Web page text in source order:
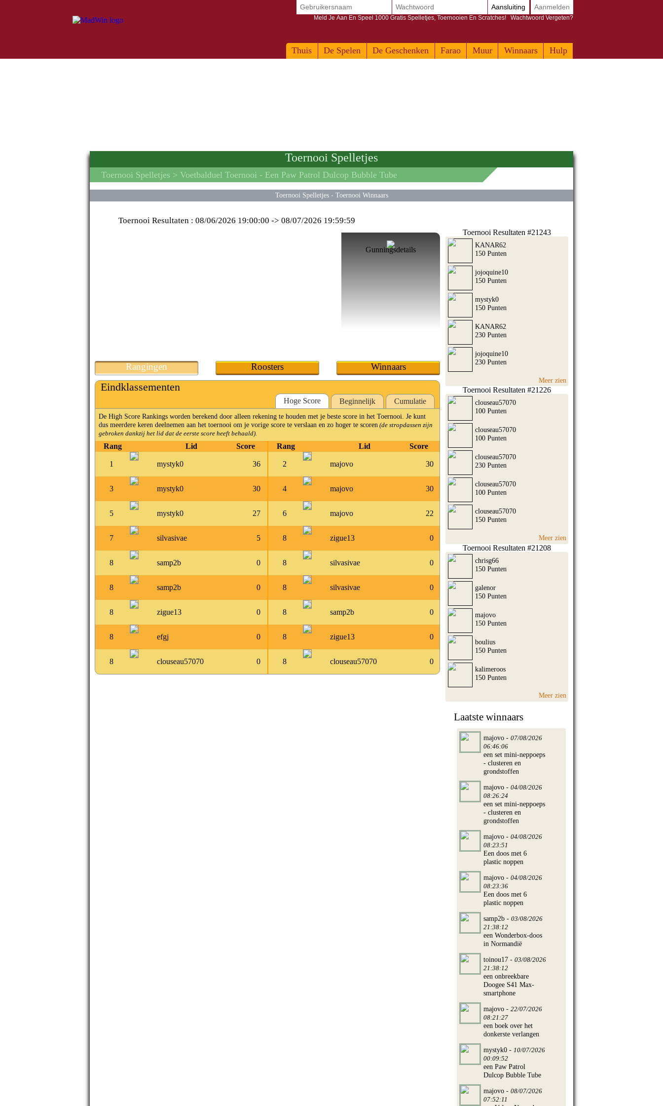
Thuis De Spelen De Geschenken Farao Muur Winnaars Hulp
Aansluiting Aanmelden
Meld Je Aan En Speel 1000 Gratis Spelletjes, Toernooien En Scratches! Wachtwoord Vergeten?
Toernooi Spelletjes
Toernooi Spelletjes > Voetbalduel Toernooi - Een Paw Patrol Dulcop Bubble Tube
Toernooi Spelletjes- Toernooi Winnaars
Toernooi Resultaten :08/06/2026 19:00:00 ->08/07/2026 19:59:59
Gunningsdetails
Rangingen Roosters Winnaars
Eindklassementen
Hoge Score Beginnelijk Cumulatie
De High Score Rankings worden berekend door alleen rekening te houden met je beste score in het Toernooi. Je kunt
dus meerdere keren deelnemen aan het toernooi om je vorige score te verslaan en zo hoger te scoren (de stropdassen zijn
gebroken dankzij het lid dat de eerste score heeft behaald).
Rang Lid Score Rang Lid Score
1 mystyk0 36 2 majovo 30
3 mystyk0 30 4 majovo 30
5 mystyk0 27 6 majovo 22
7 silvasivae 5 8 zigue13 0
8 samp2b 0 8 silvasivae 0
8 samp2b 0 8 silvasivae 0
8 zigue13 0 8 samp2b 0
8 efgj 0 8 zigue13 0
8 clouseau57070 0 8 clouseau57070 0
Toernooi Resultaten #21243
KANAR62
150 Punten
jojoquine10
150 Punten
mystyk0
150 Punten
KANAR62
230 Punten
jojoquine10
230 Punten
Meer zien
Toernooi Resultaten #21226
clouseau57070
100 Punten
clouseau57070
100 Punten
clouseau57070
230 Punten
clouseau57070
100 Punten
clouseau57070
150 Punten
Meer zien
Toernooi Resultaten #21208
chrisg66
150 Punten
galenor
150 Punten
majovo
150 Punten
boulius
150 Punten
kalimeroos
150 Punten
Meer zien
Laatste winnaars
majovo - 07/08/2026
06:46:06
een set mini-neppoeps
- clusteren en
grondstoffen
majovo - 04/08/2026
08:26:24
een set mini-neppoeps
- clusteren en
grondstoffen
majovo - 04/08/2026
08:23:51
Een doos met 6
plastic noppen
majovo - 04/08/2026
08:23:36
Een doos met 6
plastic noppen
samp2b - 03/08/2026
21:38:12
een Wonderbox-doos
in Normandië
toinou17 - 03/08/2026
21:38:12
een onbreekbare
Doogee S41 Max-
smartphone
majovo - 22/07/2026
08:21:27
een boek over het
donkerste verlangen
mystyk0 - 10/07/2026
00:09:52
een Paw Patrol
Dulcop Bubble Tube
majovo - 08/07/2026
07:52:11